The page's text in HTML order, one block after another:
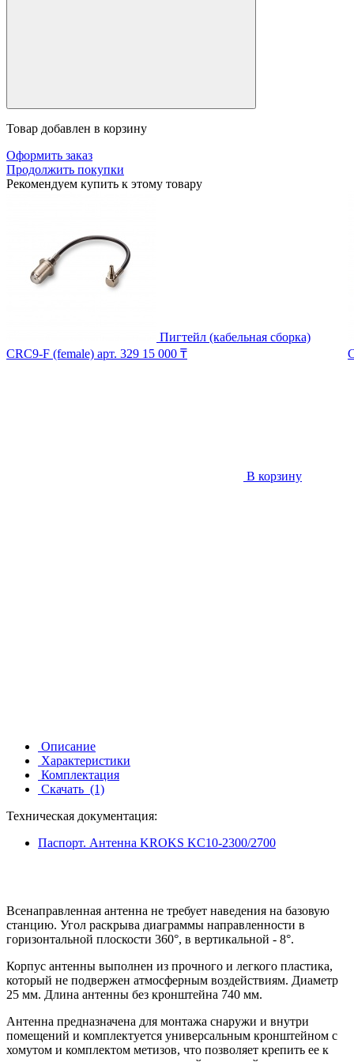
Товар добавлен в корзину
Оформить заказ
Продолжить покупки
Рекомендуем купить к этому товару
Пигтейл (кабельная сборка)
CRC9-F (female) арт. 329 15 000 ₸
В корзину
Описание
Характеристики
Комплектация
Скачать (1)
Техническая документация:
Паспорт. Антенна KROKS KC10-2300/2700
Всенаправленная антенна не требует наведения на базовую
станцию. Угол раскрыва диаграммы направленности в
горизонтальной плоскости 360°, в вертикальной - 8°.
Корпус антенны выполнен из прочного и легкого пластика,
который не подвержен атмосферным воздействиям. Диаметр
25 мм. Длина антенны без кронштейна 740 мм.
Антенна предназначена для монтажа снаружи и внутри
помещений и комплектуется универсальным кронштейном с
хомутом и комплектом метизов, что позволяет крепить ее к